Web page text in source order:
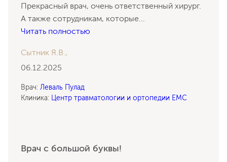
Прекрасный врач, очень ответственный хирург.
А также сотрудникам, которые...
Читать полностью
Сытник Я.В.,
06.12.2025
Врач: Леваль Пулад
Клиника: Центр травматологии и ортопедии EMC
Врач с большой буквы!